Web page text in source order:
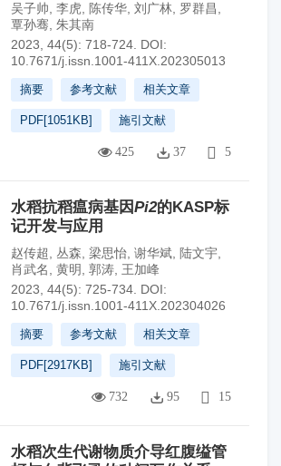
吴子帅 李虎 陈传华 刘广林 罗群昌
覃孙骞 朱其南
2023, 44(5): 718-724. DOI:
10.7671/j.issn.1001-411X.202305013
摘要 参考文献 相关文章
PDF[1051KB] 施引文献
425 37 5
水稻抗稻瘟病基因Pi2的KASP标
记开发与应用
赵传超 丛森 梁思怡 谢华斌 陆文宇
肖武名
黄明 郭涛 王加峰
2023, 44(5): 725-734. DOI:
10.7671/j.issn.1001-411X.202304026
摘要 参考文献 相关文章
PDF[2917KB] 施引文献
732 95 15
水稻次生代谢物质介导红腹缢管